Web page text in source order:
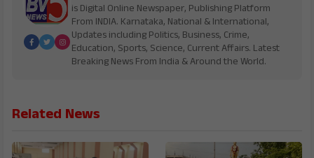
is Digital Online Newspaper, Publishing Platform
From INDIA. Karnataka, National & International,
Updates including Politics, Business, Crime,
Education, Sports, Science, Current Affairs. Latest
Breaking News From India & Around the World.
Related News